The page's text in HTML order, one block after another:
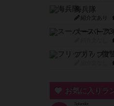
海兵隊
紹介文あり
スーパース
お気に入りラ